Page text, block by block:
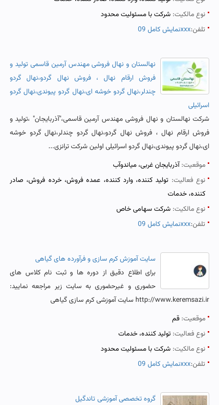
نوع مالکیت: شرکت با مسئولیت محدود
تلفن:نمایش کامل 09xxx
نهالستان و نهال فروشی مهندس آرمین قاسمی تولید و
فروش ارقام نهال ، فروش نهال گردو،نهال گردو
چندلر،نهال گردو خوشه ای،نهال گردو پیوندی،نهال گردو
اسرائیلی
شرکت نهالستان و نهال فروشی مهندس آرمین قاسمی،"آذربایجان" ،تولید و
فروش ارقام نهال ، فروش نهال گردو،نهال گردو چندلر،نهال گردو خوشه
ای،نهال گردو پیوندی،نهال گردو اسرائیلی اولین شرکت ترانزی...
موقعیت:آذربایجان غربی، میاندوآب
نوع فعالیت: تولید کننده، وارد کننده، عمده فروش، خرده فروش، صادر
کننده، خدمات
نوع مالکیت: شرکت سهامی خاص
تلفن:نمایش کامل 09xxx
سایت آموزش کرم سازی و فرآورده های گیاهی
برای اطلاع دقیق از دوره ها و ثبت نام کلاس های
حضوری و غیرحضوری به سایت زیر مراجعه نمایید:
http://www.keremsazi.ir سایت آموزشی کرم سازی گیاهی
موقعیت: قم
نوع فعالیت: تولید کننده، خدمات
نوع مالکیت: شرکت با مسئولیت محدود
تلفن:نمایش کامل 09xxx
گروه تخصصی آموزشی تاندگیل